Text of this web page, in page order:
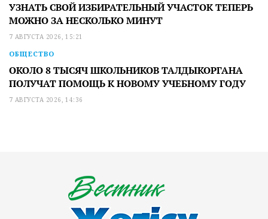
УЗНАТЬ СВОЙ ИЗБИРАТЕЛЬНЫЙ УЧАСТОК ТЕПЕРЬ
МОЖНО ЗА НЕСКОЛЬКО МИНУТ
7 АВГУСТА 2026, 15:21
ОБЩЕСТВО
ОКОЛО 8 ТЫСЯЧ ШКОЛЬНИКОВ ТАЛДЫКОРГАНА
ПОЛУЧАТ ПОМОЩЬ К НОВОМУ УЧЕБНОМУ ГОДУ
7 АВГУСТА 2026, 14:36